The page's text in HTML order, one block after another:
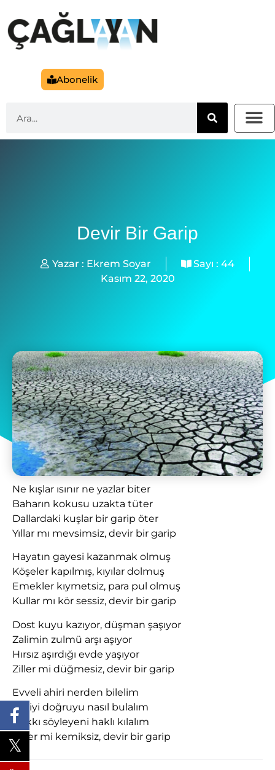
Abonelik
Devir Bir Garip
Yazar : Ekrem Soyar Sayı : 44
Kasım 22, 2020
Ne kışlar ısınır ne yazlar biter
Baharın kokusu uzakta tüter
Dallardaki kuşlar bir garip öter
Yıllar mı mevsimsiz, devir bir garip
Hayatın gayesi kazanmak olmuş
Köşeler kapılmış, kıyılar dolmuş
Emekler kıymetsiz, para pul olmuş
Kullar mı kör sessiz, devir bir garip
Dost kuyu kazıyor, düşman şaşıyor
Zalimin zulmü arşı aşıyor
Hırsız aşırdığı evde yaşıyor
Ziller mi düğmesiz, devir bir garip
Evveli ahiri nerden bilelim
Eğriyi doğruyu nasıl bulalım
Hakkı söyleyeni haklı kılalım
Diller mi kemiksiz, devir bir garip